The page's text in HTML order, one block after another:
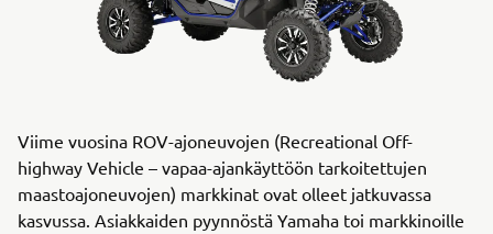
Viime vuosina ROV-ajoneuvojen (Recreational Off-
highway Vehicle – vapaa-ajankäyttöön tarkoitettujen
maastoajoneuvojen) markkinat ovat olleet jatkuvassa
kasvussa. Asiakkaiden pyynnöstä Yamaha toi markkinoille